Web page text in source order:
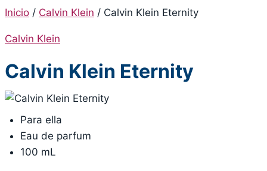
Inicio / Calvin Klein / Calvin Klein Eternity
Calvin Klein
Calvin Klein Eternity
Para ella
Eau de parfum
100 mL